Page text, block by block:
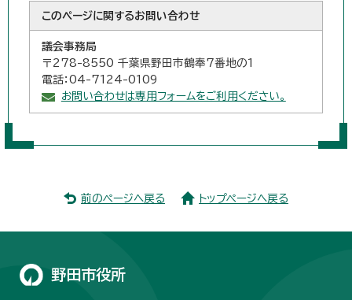
このページに関するお問い合わせ
議会事務局
〒278-8550 千葉県野田市鶴奉7番地の1
電話：04-7124-0109
お問い合わせは専用フォームをご利用ください。
前のページへ戻る トップページへ戻る
野田市役所